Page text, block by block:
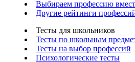
Выбираем профессию
Другие рейтинги
Тесты для школьников
Тесты по школьным
Тесты на выбор профессий
Психологические тесты